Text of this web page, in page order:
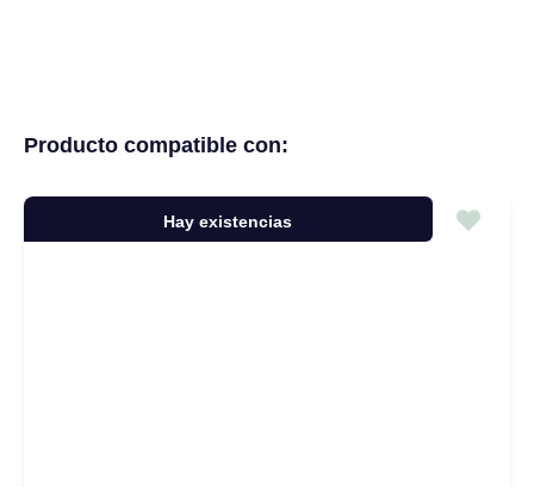
Producto compatible con:
Hay existencias